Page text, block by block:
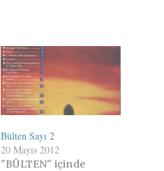
Bülten Sayı 2
20 Mayıs 2012
"BÜLTEN" içinde